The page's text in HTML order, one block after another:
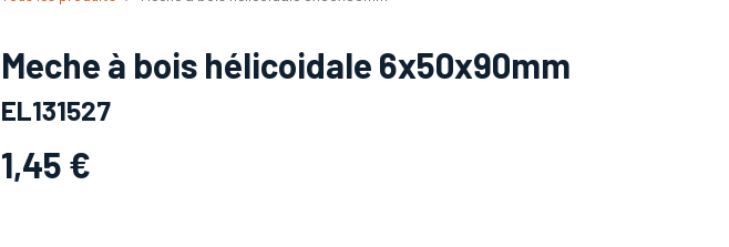
Meche à bois hélicoidale 6x50x90mm
EL131527
1,45 €